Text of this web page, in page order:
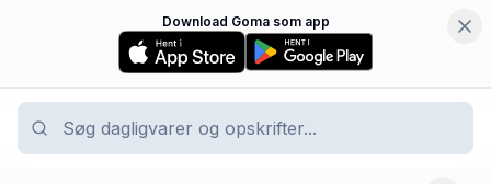
Download Goma som app